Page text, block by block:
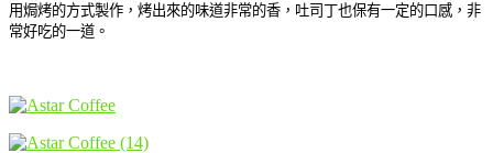
用焗烤的方式製作，烤出來的味道非常的香，吐司丁也保有一定的口感，非
常好吃的一道。